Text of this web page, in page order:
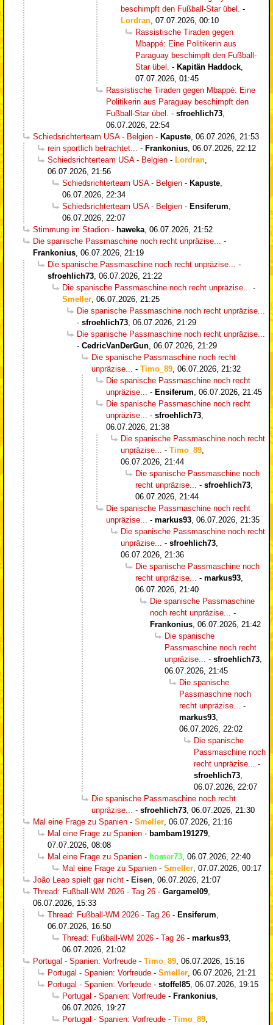
beschimpft den Fußball-Star übel.
-
Lordran 07.07.2026, 00:10
Rassistische Tiraden gegen
Mbappé: Eine Politikerin aus
Paraguay beschimpft den Fußball-
Star übel.
- Kapitän Haddock
07.07.2026, 01:45
Rassistische Tiraden gegen Mbappé: Eine
Politikerin aus Paraguay beschimpft den
Fußball-Star übel.
- sfroehlich73
06.07.2026, 22:54
Schiedsrichterteam USA - Belgien - Kapuste 06.07.2026, 21:53
rein sportlich betrachtet...
- Frankonius 06.07.2026, 22:12
Schiedsrichterteam USA - Belgien - Lordran
06.07.2026, 21:56
Schiedsrichterteam USA - Belgien - Kapuste
06.07.2026, 22:34
Schiedsrichterteam USA - Belgien - Ensiferum
06.07.2026, 22:07
Stimmung im Stadion - haweka 06.07.2026, 21:52
Die spanische Passmaschine noch recht unpräzise...
-
Frankonius 06.07.2026, 21:19
Die spanische Passmaschine noch recht unpräzise...
-
sfroehlich73 06.07.2026, 21:22
Die spanische Passmaschine noch recht unpräzise...
-
Smeller 06.07.2026, 21:25
Die spanische Passmaschine noch recht unpräzise...
- sfroehlich73 06.07.2026, 21:29
Die spanische Passmaschine noch recht unpräzise...
- CedricVanDerGun 06.07.2026, 21:29
Die spanische Passmaschine noch recht
unpräzise...
- Timo_89 06.07.2026, 21:32
Die spanische Passmaschine noch recht
unpräzise...
- Ensiferum 06.07.2026, 21:45
Die spanische Passmaschine noch recht
unpräzise...
- sfroehlich73
06.07.2026, 21:38
Die spanische Passmaschine noch recht
unpräzise...
- Timo_89
06.07.2026, 21:44
Die spanische Passmaschine noch
recht unpräzise...
- sfroehlich73
06.07.2026, 21:44
Die spanische Passmaschine noch recht
unpräzise...
- markus93 06.07.2026, 21:35
Die spanische Passmaschine noch recht
unpräzise...
- sfroehlich73
06.07.2026, 21:36
Die spanische Passmaschine noch
recht unpräzise...
- markus93
06.07.2026, 21:40
Die spanische Passmaschine
noch recht unpräzise...
-
Frankonius 06.07.2026, 21:42
Die spanische
Passmaschine noch recht
unpräzise...
- sfroehlich73
06.07.2026, 21:45
Die spanische
Passmaschine noch
recht unpräzise...
-
markus93
06.07.2026, 22:02
Die spanische
Passmaschine noch
recht unpräzise...
-
sfroehlich73
06.07.2026, 22:07
Die spanische Passmaschine noch recht
unpräzise...
- sfroehlich73 06.07.2026, 21:30
Mal eine Frage zu Spanien - Smeller 06.07.2026, 21:16
Mal eine Frage zu Spanien - bambam191279
07.07.2026, 08:08
Mal eine Frage zu Spanien - homer73 06.07.2026, 22:40
Mal eine Frage zu Spanien - Smeller 07.07.2026, 00:17
João Leao spielt gar nicht - Eisen 06.07.2026, 21:07
Thread: Fußball-WM 2026 - Tag 26 - Gargamel09
06.07.2026, 15:33
Thread: Fußball-WM 2026 - Tag 26 - Ensiferum
06.07.2026, 16:50
Thread: Fußball-WM 2026 - Tag 26 - markus93
06.07.2026, 21:02
Portugal - Spanien: Vorfreude - Timo_89 06.07.2026, 15:16
Portugal - Spanien: Vorfreude - Smeller 06.07.2026, 21:21
Portugal - Spanien: Vorfreude - stoffel85 06.07.2026, 19:15
Portugal - Spanien: Vorfreude - Frankonius
06.07.2026, 19:27
Portugal - Spanien: Vorfreude - Timo_89